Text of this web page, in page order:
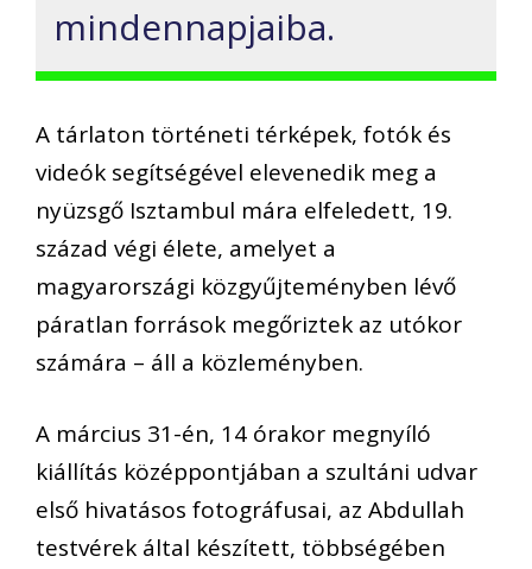
mindennapjaiba.
A tárlaton történeti térképek, fotók és
videók segítségével elevenedik meg a
nyüzsgő Isztambul mára elfeledett, 19.
század végi élete, amelyet a
magyarországi közgyűjteményben lévő
páratlan források megőriztek az utókor
számára – áll a közleményben.
A március 31-én, 14 órakor megnyíló
kiállítás középpontjában a szultáni udvar
első hivatásos fotográfusai, az Abdullah
testvérek által készített, többségében